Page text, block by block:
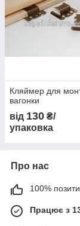
Кляймер для
вагонки
від 130 ₴/
упаковка
Про нас
100%
Працює з